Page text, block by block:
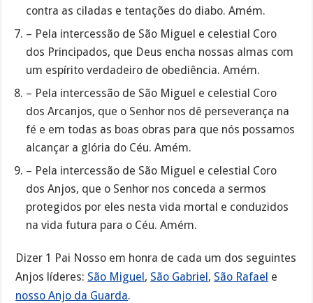
contra as ciladas e tentações do diabo. Amém.
– Pela intercessão de São Miguel e celestial Coro
dos Principados, que Deus encha nossas almas com
um espírito verdadeiro de obediência. Amém.
– Pela intercessão de São Miguel e celestial Coro
dos Arcanjos, que o Senhor nos dê perseverança na
fé e em todas as boas obras para que nós possamos
alcançar a glória do Céu. Amém.
– Pela intercessão de São Miguel e celestial Coro
dos Anjos, que o Senhor nos conceda a sermos
protegidos por eles nesta vida mortal e conduzidos
na vida futura para o Céu. Amém.
Dizer 1 Pai Nosso em honra de cada um dos seguintes
Anjos líderes: São Miguel, São Gabriel, São Rafael e
nosso Anjo da Guarda.